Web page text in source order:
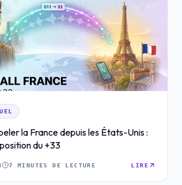
la France depuis les États-Unis :
du +33
7 MINUTES DE LECTURE LIRE